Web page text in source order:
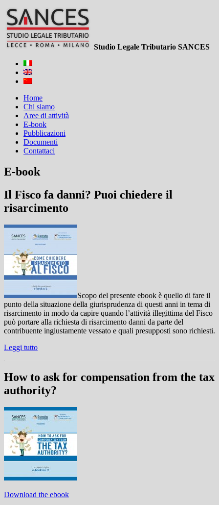
Studio Legale Tributario SANCES
Home
Chi siamo
Aree di attività
E-book
Pubblicazioni
Documenti
Contattaci
E-book
Il Fisco fa danni? Puoi chiedere il
risarcimento
Scopo del presente ebook è quello di fare il
punto della situazione della giurisprudenza di questi anni in tema di
risarcimento in modo da capire quando l’attività illegittima del Fisco
può portare alla richiesta di risarcimento danni da parte del
contribuente ingiustamente vessato e quali presupposti sono richiesti.
Leggi tutto
How to ask for compensation from the tax
authority?
Download the ebook